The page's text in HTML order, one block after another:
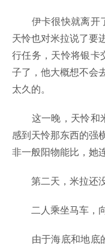
伊卡很快就离开
天怜也对米拉说了要
行任务，天怜将银卡
子了，他大概想不会
太久的。
这一晚，天怜和
感到天怜那东西的强
非一般阳物能比，她
第二天，米拉还没
二人乘坐马车，向
由于海底和地底